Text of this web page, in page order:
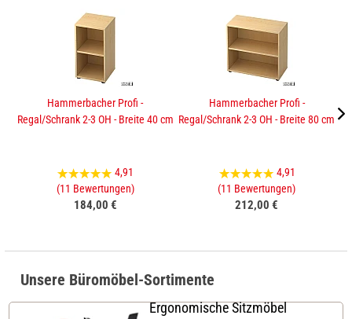
Hammerbacher Profi -
Regal/Schrank 2-3 OH - Breite 40 cm
4,91
(11 Bewertungen)
184,00 €
Hammerbacher Profi -
Regal/Schrank 2-3 OH - Breite 80 cm
4,91
(11 Bewertungen)
212,00 €
Unsere Büromöbel-Sortimente
Ergonomische Sitzmöbel